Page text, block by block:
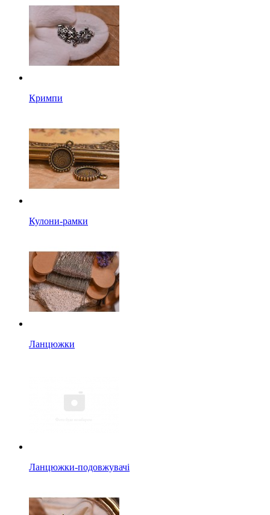
Кримпи
Кулони-рамки
Ланцюжки
Ланцюжки-подовжувачі